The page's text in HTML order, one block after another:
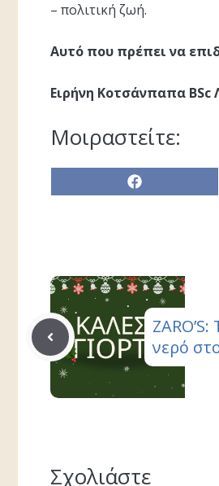
– πολιτική ζωή.
Αυτό που πρέπει να
Ειρήνη Κοτσάνπαπα BSc
Μοιραστείτε:
Share
on
νερό
Σχολιάστε